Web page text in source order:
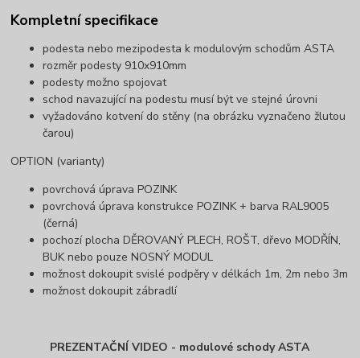
Kompletní specifikace
podesta nebo mezipodesta k modulovým schodům ASTA
rozměr podesty 910x910mm
podesty možno spojovat
schod navazující na podestu musí být ve stejné úrovni
vyžadováno kotvení do stěny (na obrázku vyznačeno žlutou
čarou)
OPTION (varianty)
povrchová úprava POZINK
povrchová úprava konstrukce POZINK + barva RAL9005
(černá)
pochozí plocha DĚROVANÝ PLECH, ROŠT, dřevo MODŘÍN,
BUK nebo pouze NOSNÝ MODUL
možnost dokoupit svislé podpěry v délkách 1m, 2m nebo 3m
možnost dokoupit zábradlí
PREZENTAČNÍ VIDEO - modulové schody ASTA